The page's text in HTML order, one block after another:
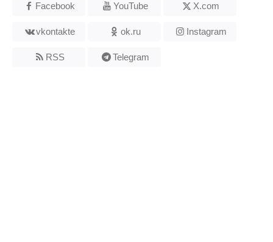
Facebook YouTube X.com
vkontakte ok.ru Instagram
RSS Telegram